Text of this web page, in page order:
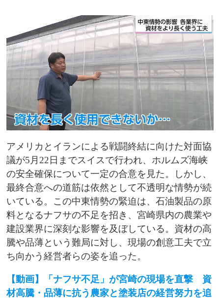
アメリカとイランによる戦闘終結に向けた対面協
議が5月22日までスイスで行われ、ホルムズ海峡
の安全確保について一定の合意を見た。しかし、
最終合意への道筋は依然として不透明な情勢が続
いている。この中東情勢の緊迫は、石油製品の原
料となるナフサの不足を招き、宮崎県内の農業や
建設業界に深刻な影響を及ぼしている。資材の高
騰や品薄という難局に対し、現場の創意工夫で立
ち向かう経営者らの姿を追った。
【動画】「ナフサ不足」が宮崎の現場を直撃 資
材高騰・品薄に抗う農家と塗装店の経営努力を追